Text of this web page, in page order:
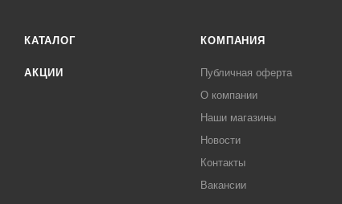
КАТАЛОГ
АКЦИИ
КОМПАНИЯ
Публичная оферта
О компании
Наши магазины
Новости
Контакты
Вакансии